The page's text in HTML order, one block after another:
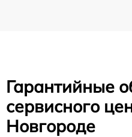
Гарантийные
сервисного
Новгороде